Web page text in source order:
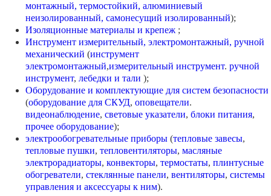
монтажный, термостойкий, алюминиевый
неизолированный, самонесущий изолированный);
Изоляционные материалы и крепеж ;
Инструмент измерительный, электромонтажный, ручной
механический (инструмент
электромонтажный,измерительный инструмент. ручной
инструмент, лебедки и тали );
Оборудование и комплектующие для систем безопасности
(оборудование для СКУД, оповещатели.
видеонаблюдение, световые указатели, блоки питания,
прочее оборудование);
электрообогревательные приборы (тепловые завесы,
тепловые пушки, тепловентиляторы, масляные
электрорадиаторы, конвекторы, термостаты, плинтусные
обогреватели, стеклянные панели, вентиляторы, системы
управления и аксессуары к ним).